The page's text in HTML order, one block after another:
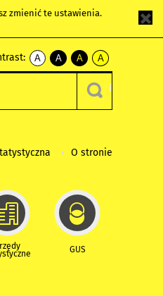
zmienić te ustawienia.
A
kontrast
A
kontrast
czarnym
A
kontrast
żółty
tekst
czarnym
A
kontrast
czarny
tekst
żółtym
O stronie
GUS